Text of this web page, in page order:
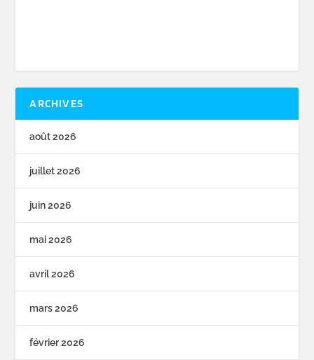
ARCHIVES
août 2026
juillet 2026
juin 2026
mai 2026
avril 2026
mars 2026
février 2026